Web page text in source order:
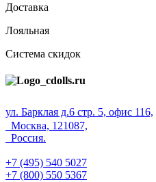
Доставка
Лояльная
Система скидок
ул. Барклая д.6 стр. 5, офис 116,
Москва, 121087,
Россия.
+7 (495) 540 5027
+7 (800) 550 5367